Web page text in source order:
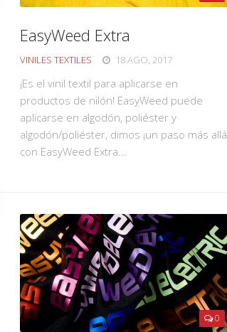
EasyWeed Extra
VINILES TEXTILES 18 AGO, 2017
¡Es el vinil textil para aplicarse en
productos de nilón! EasyWeed puede
aplicarse en algodón, poliéster y
algodón/poliéster, dimos ¡un paso más allá
con EasyWeed Extra...
0